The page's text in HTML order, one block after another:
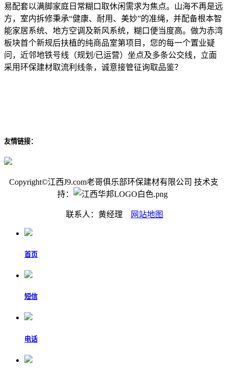
易配套以满脚家庭日常糊口取休闲需求为焦点。山海不再是远
方，室内拆修秉承“健康、耐用、美妙”的准绳，并配备根本智
能家居系统、地方空调及新风系统，糊口便当度高。做为赤湾
板块首个新规后扶植的纯商品室第项目，您的每一个置业疑
问，近邻地铁号线（规划/已运营）坐点及多条公交线，立面
采用环保建材取流利线条，诚意接管征询取品鉴？
友情链接：
Copyright©江西J9.com老哥俱乐部环保建材有限公司 技术支
持：
联系人：黄经理 网站地图
首页
短信
电话